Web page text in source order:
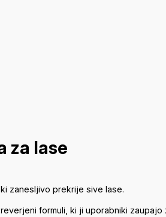
za lase
zanesljivo prekrije sive lase.
formuli, ki ji uporabniki